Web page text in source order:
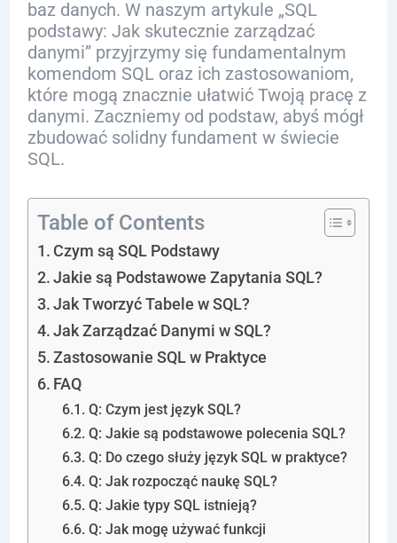
baz danych. W naszym artykule „SQL
podstawy: Jak skutecznie zarządzać
danymi” przyjrzymy się fundamentalnym
komendom SQL oraz ich zastosowaniom,
które mogą znacznie ułatwić Twoją pracę z
danymi. Zaczniemy od podstaw, abyś mógł
zbudować solidny fundament w świecie
SQL.
Table of Contents
Czym są SQL Podstawy
Jakie są Podstawowe Zapytania SQL?
Jak Tworzyć Tabele w SQL?
Jak Zarządzać Danymi w SQL?
Zastosowanie SQL w Praktyce
FAQ
Q: Czym jest język SQL?
Q: Jakie są podstawowe polecenia SQL?
Q: Do czego służy język SQL w praktyce?
Q: Jak rozpocząć naukę SQL?
Q: Jakie typy SQL istnieją?
Q: Jak mogę używać funkcji